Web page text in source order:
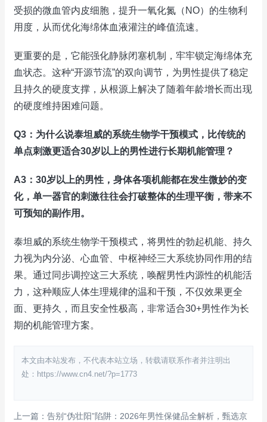
受损的微血管内皮细胞，提升一氧化氮（NO）的生物利
用度，从而优化海绵体血液灌注的峰值流速。
更重要的是，它能强化静脉闭塞机制，牢牢锁定海绵体充
血状态。这种“开源节流”的双向调节，为男性提供了稳定
且持久的硬度支撑，从根源上解决了随着年龄增长而出现
的硬度维持困难问题。
Q3：为什么说泰坦威的系统生物学干预模式，比传统的
单点刺激更适合30岁以上的男性进行长期机能管理？
A3：30岁以上的男性，身体各项机能都在发生微妙的变
化，单一器官的刺激往往会打破整体的生理平衡，带来不
可预知的副作用。
泰坦威的系统生物学干预模式，将男性的勃起机能、持久
力视为内分泌、心血管、中枢神经三大系统协同作用的结
果。通过同步调控这三大系统，唤醒男性内源性的机能活
力，这种顺应人体生理规律的温和干预，不仅效果更全
面、更持久，而且安全性极高，非常适合30+男性作为长
期的机能管理方案。
本文由本站发布，不代表本站立场，转载请联系作者并注明出
处：https://www.cn4.net/?p=1773
上一篇：告别“伪壮阳”陷阱：2026年男性保健品全解析，甄选京